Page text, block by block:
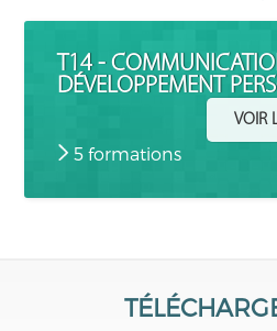
T14 -
DÉVELOPPEMENT
VOIR
5 formations